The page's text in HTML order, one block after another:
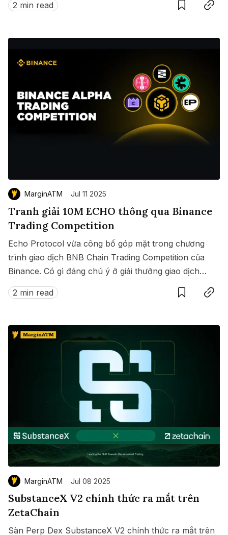
2 min read
MarginATM Jul 11 2025
Tranh giải 10M ECHO thông qua Binance
Trading Competition
Echo Protocol vừa công bố góp mặt trong chương
trình giao dịch BNB Chain Trading Competition của
Binance. Có gì đáng chú ý ở giải thưởng giao dịch
này?
2 min read
SaveCopy link
MarginATM Jul 08 2025
SubstanceX V2 chính thức ra mắt trên
ZetaChain
Sàn Perp Dex SubstanceX V2 chính thức ra mắt trên